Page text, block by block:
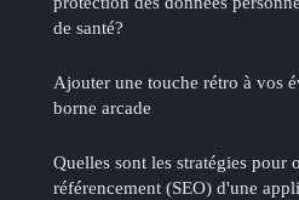
de santé?
Ajouter une touche rétro à vos
borne arcade
Quelles sont les stratégies pour
référencement (SEO) d'une